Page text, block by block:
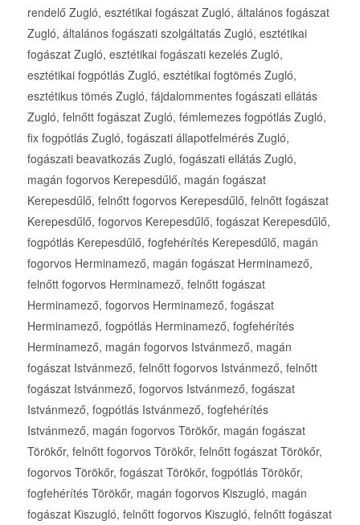
rendelő Zugló, esztétikai fogászat Zugló, általános fogászat
Zugló, általános fogászati szolgáltatás Zugló, esztétikai
fogászat Zugló, esztétikai fogászati kezelés Zugló,
esztétikai fogpótlás Zugló, esztétikai fogtömés Zugló,
esztétikus tömés Zugló, fájdalommentes fogászati ellátás
Zugló, felnőtt fogászat Zugló, fémlemezes fogpótlás Zugló,
fix fogpótlás Zugló, fogászati állapotfelmérés Zugló,
fogászati beavatkozás Zugló, fogászati ellátás Zugló,
magán fogorvos Kerepesdűlő, magán fogászat
Kerepesdűlő, felnőtt fogorvos Kerepesdűlő, felnőtt fogászat
Kerepesdűlő, fogorvos Kerepesdűlő, fogászat Kerepesdűlő,
fogpótlás Kerepesdűlő, fogfehérítés Kerepesdűlő, magán
fogorvos Herminamező, magán fogászat Herminamező,
felnőtt fogorvos Herminamező, felnőtt fogászat
Herminamező, fogorvos Herminamező, fogászat
Herminamező, fogpótlás Herminamező, fogfehérítés
Herminamező, magán fogorvos Istvánmező, magán
fogászat Istvánmező, felnőtt fogorvos Istvánmező, felnőtt
fogászat Istvánmező, fogorvos Istvánmező, fogászat
Istvánmező, fogpótlás Istvánmező, fogfehérítés
Istvánmező, magán fogorvos Törökőr, magán fogászat
Törökőr, felnőtt fogorvos Törökőr, felnőtt fogászat Törökőr,
fogorvos Törökőr, fogászat Törökőr, fogpótlás Törökőr,
fogfehérítés Törökőr, magán fogorvos Kiszugló, magán
fogászat Kiszugló, felnőtt fogorvos Kiszugló, felnőtt fogászat